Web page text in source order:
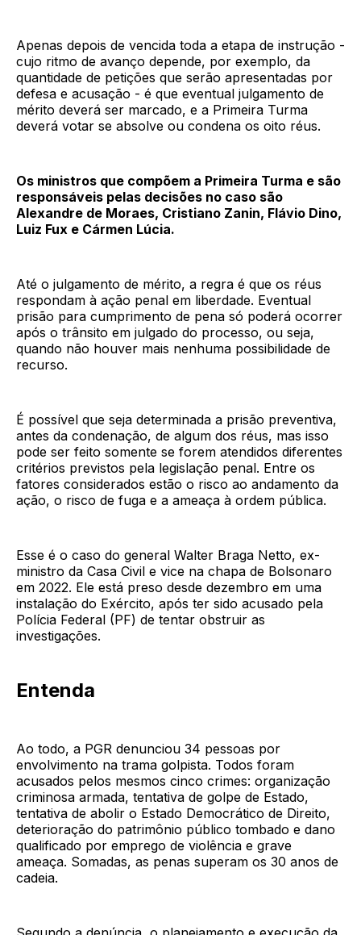
Apenas depois de vencida toda a etapa de instrução -
cujo ritmo de avanço depende, por exemplo, da
quantidade de petições que serão apresentadas por
defesa e acusação - é que eventual julgamento de
mérito deverá ser marcado, e a Primeira Turma
deverá votar se absolve ou condena os oito réus.
Os ministros que compõem a Primeira Turma e são
responsáveis pelas decisões no caso são
Alexandre de Moraes, Cristiano Zanin, Flávio Dino,
Luiz Fux e Cármen Lúcia.
Até o julgamento de mérito, a regra é que os réus
respondam à ação penal em liberdade. Eventual
prisão para cumprimento de pena só poderá ocorrer
após o trânsito em julgado do processo, ou seja,
quando não houver mais nenhuma possibilidade de
recurso.
É possível que seja determinada a prisão preventiva,
antes da condenação, de algum dos réus, mas isso
pode ser feito somente se forem atendidos diferentes
critérios previstos pela legislação penal. Entre os
fatores considerados estão o risco ao andamento da
ação, o risco de fuga e a ameaça à ordem pública.
Esse é o caso do general Walter Braga Netto, ex-
ministro da Casa Civil e vice na chapa de Bolsonaro
em 2022. Ele está preso desde dezembro em uma
instalação do Exército, após ter sido acusado pela
Polícia Federal (PF) de tentar obstruir as
investigações.
Entenda
Ao todo, a PGR denunciou 34 pessoas por
envolvimento na trama golpista. Todos foram
acusados pelos mesmos cinco crimes: organização
criminosa armada, tentativa de golpe de Estado,
tentativa de abolir o Estado Democrático de Direito,
deterioração do patrimônio público tombado e dano
qualificado por emprego de violência e grave
ameaça. Somadas, as penas superam os 30 anos de
cadeia.